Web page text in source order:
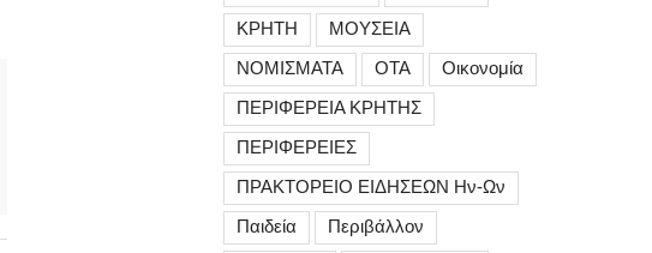
ΚΡΗΤΗ
ΜΟΥΣΕΙΑ
ΝΟΜΙΣΜΑΤΑ
ΟΤΑ
Οικονομία
ΠΕΡΙΦΕΡΕΙΑ ΚΡΗΤΗΣ
ΠΕΡΙΦΕΡΕΙΕΣ
ΠΡΑΚΤΟΡΕΙΟ ΕΙΔΗΣΕΩΝ Ην-Ων
Παιδεία
Περιβάλλον